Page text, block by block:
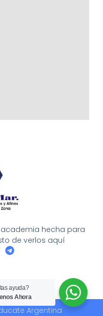
academia hecha para
de verlos aquí
T
g
r
a
Argentina
ayuda?
Ahora